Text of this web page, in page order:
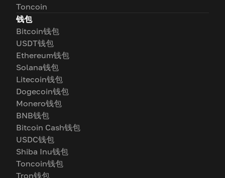
Toncoin
钱包
Bitcoin钱包
USDT钱包
Ethereum钱包
Solana钱包
Litecoin钱包
Dogecoin钱包
Monero钱包
BNB钱包
Bitcoin Cash钱包
USDC钱包
Shiba Inu钱包
Toncoin钱包
Tron钱包